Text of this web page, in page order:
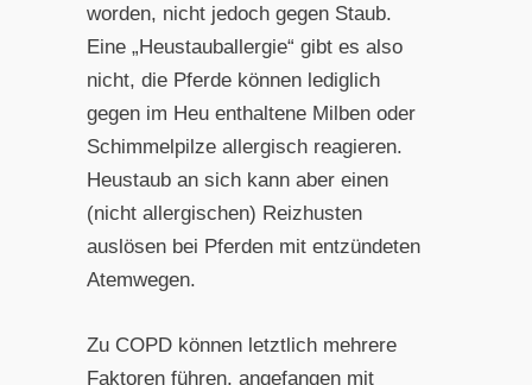
worden, nicht jedoch gegen Staub.
Eine „Heustauballergie“ gibt es also
nicht, die Pferde können lediglich
gegen im Heu enthaltene Milben oder
Schimmelpilze allergisch reagieren.
Heustaub an sich kann aber einen
(nicht allergischen) Reizhusten
auslösen bei Pferden mit entzündeten
Atemwegen.
Zu COPD können letztlich mehrere
Faktoren führen, angefangen mit